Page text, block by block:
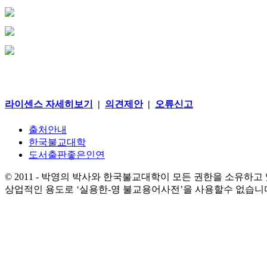
라이센스 자세히보기 | 의견제안| 오류신고
출처안내
한국불교대학
도서출판좋은인연
© 2011 - 박영의 박사와 한국불교대학이 모든 권한을 소유하고
상업적인 용도로 ‘실용한-영 불교용어사전’을 사용할수 없습니